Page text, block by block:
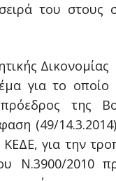
του στους
Δικονομίας
για το οποίο
της
(49/
για την
Ν.3900/2010